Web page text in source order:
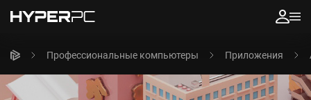
Профессиональные компьютеры Приложения